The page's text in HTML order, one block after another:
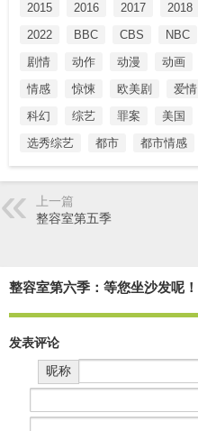
2015 2016 2017 2018
2022
BBC CBS NBC
剧情
动作 动漫 动画
情感
惊悚 欧美剧 爱情
科幻
综艺 罪案 美国
选秀综艺
都市 都市情感
上一篇
整容室第五季
整容室第六季：等您坐沙发呢！
发表评论
昵称